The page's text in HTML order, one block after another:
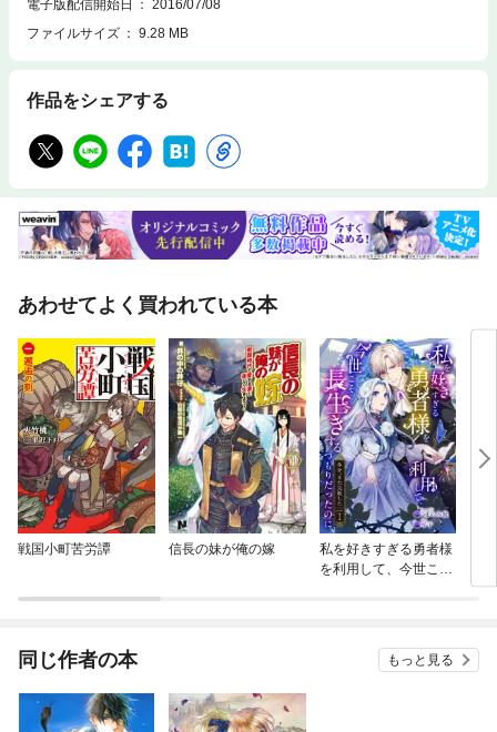
電子版配信開始日
2016/07/08
ファイルサイズ
9.28 MB
作品をシェアする
あわせてよく買われている本
戦国小町苦労譚 信長の妹が俺の嫁
私を好きすぎる勇者様
を利用して、今世こそ
同じ作者の本 もっと見る